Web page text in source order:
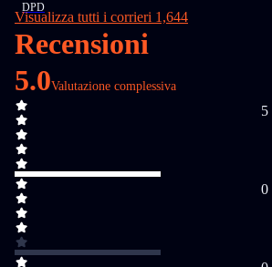
DPD
Visualizza tutti i corrieri 1,644
Recensioni
5.0Valutazione complessiva
5
0